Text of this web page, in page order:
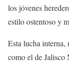
los jóvenes
estilo ostentoso y
Esta lucha interna,
como el de Jalisco